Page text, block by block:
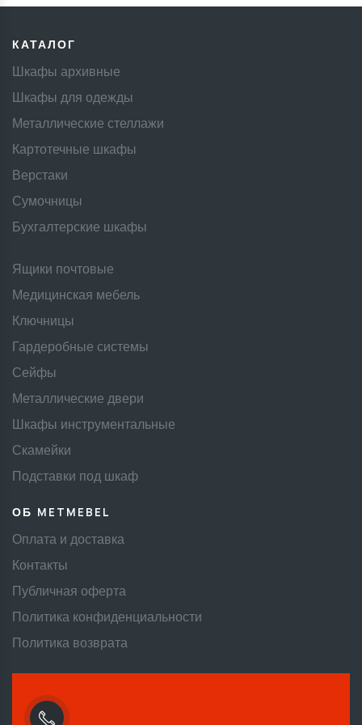
КАТАЛОГ
Шкафы архивные
Шкафы для одежды
Металлические стеллажи
Картотечные шкафы
Верстаки
Сумочницы
Бухгалтерские шкафы
Ящики почтовые
Медицинская мебель
Ключницы
Гардеробные системы
Сейфы
Металлические двери
Шкафы инструментальные
Скамейки
Подставки под шкаф
ОБ METMEBEL
Оплата и доставка
Контакты
Публичная оферта
Политика конфиденциальности
Политика возврата